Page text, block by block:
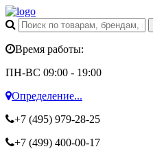
Время работы:
ПН-ВС 09:00 - 19:00
Определение...
+7 (495) 979-28-25
+7 (499) 400-00-17